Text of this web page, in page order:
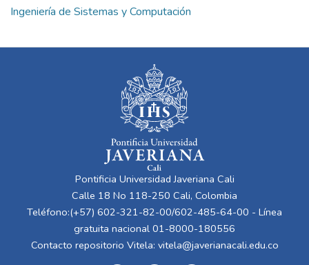
Ingeniería de Sistemas y Computación
Pontificia Universidad Javeriana Cali
Calle 18 No 118-250 Cali, Colombia
Teléfono:(+57) 602-321-82-00/602-485-64-00 - Línea
gratuita nacional 01-8000-180556
Contacto repositorio Vitela: vitela@javerianacali.edu.co